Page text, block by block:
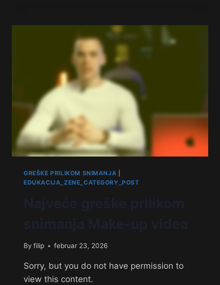
GREŠKE PRILIKOM SNIMANJA
EDUKACIJA_ZENE_CATEGORY_POST
By filip februar 23, 2026
Sorry, but you do not have permission to
view this content.